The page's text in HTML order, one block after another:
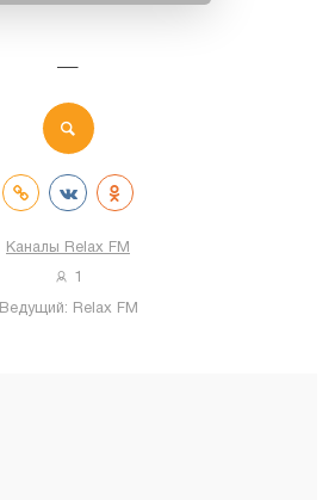
—
Каналы Relax FM
1
Ведущий: Relax FM